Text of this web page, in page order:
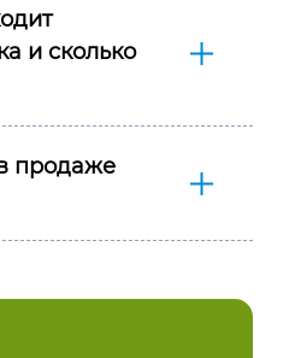
и сколько
продаже